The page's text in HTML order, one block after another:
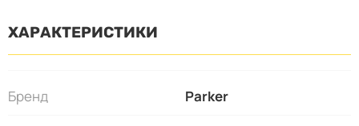
ХАРАКТЕРИСТИКИ
Бренд Parker